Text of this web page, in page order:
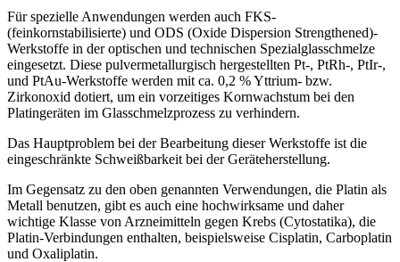
Für spezielle Anwendungen werden auch FKS-
(feinkornstabilisierte) und ODS (Oxide Dispersion Strengthened)-
Werkstoffe in der optischen und technischen Spezialglasschmelze
eingesetzt. Diese pulvermetallurgisch hergestellten Pt-, PtRh-, PtIr-,
und PtAu-Werkstoffe werden mit ca. 0,2 % Yttrium- bzw.
Zirkonoxid dotiert, um ein vorzeitiges Kornwachstum bei den
Platingeräten im Glasschmelzprozess zu verhindern.
Das Hauptproblem bei der Bearbeitung dieser Werkstoffe ist die
eingeschränkte Schweißbarkeit bei der Geräteherstellung.
Im Gegensatz zu den oben genannten Verwendungen, die Platin als
Metall benutzen, gibt es auch eine hochwirksame und daher
wichtige Klasse von Arzneimitteln gegen Krebs (Cytostatika), die
Platin-Verbindungen enthalten, beispielsweise Cisplatin, Carboplatin
und Oxaliplatin.